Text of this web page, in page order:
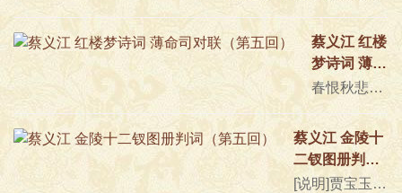
蔡义江 红楼
梦诗词 薄命
司对联（第春恨秋悲皆自惹，花容月貌为谁妍？[说明]宝玉在太虚幻境的内殿看到许多匾额对联，其中写有“痴情司”、“结怨司”、“朝啼司”、..
蔡义江 金陵十
二钗图册判词
（第五回） [说明]贾宝玉梦随警幻到太虚幻境薄命司，看到贴有金陵十二钗册子封条的大橱，就开橱看了册子中的一些图和题词，即这些又副册、副..